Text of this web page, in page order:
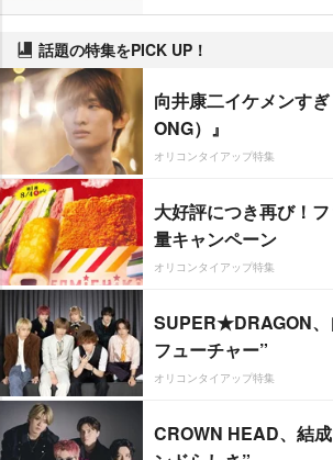
話題の特集をPICK UP！
向井康二イケメンす
ONG）』
オリコンタイアップ特集
大好評につき再び！
量キャンペーン
オリコンタイアップ特集
SUPER★DRAGON、
フューチャー”
オリコンタイアップ特集
CROWN HEAD、結